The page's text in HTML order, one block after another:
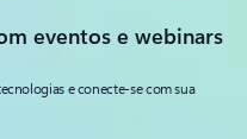
eventos e webinars
e conecte-se com sua